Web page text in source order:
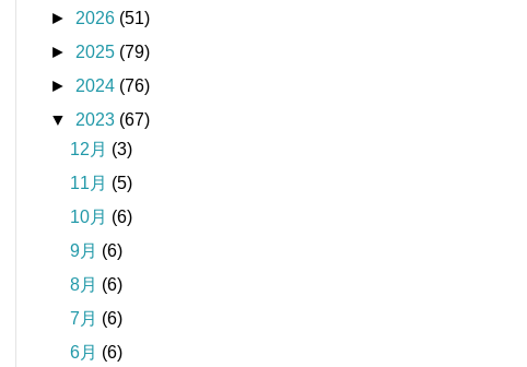
► 2026 (51)
► 2025 (79)
► 2024 (76)
▼ 2023 (67)
12月 (3)
11月 (5)
10月 (6)
9月 (6)
8月 (6)
7月 (6)
6月 (6)